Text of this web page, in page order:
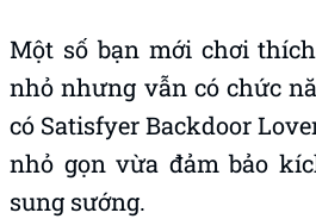
Một số bạn mới chơi
nhỏ nhưng vẫn có chức
có Satisfyer Backdoor
nhỏ gọn vừa đảm bảo
sung sướng.